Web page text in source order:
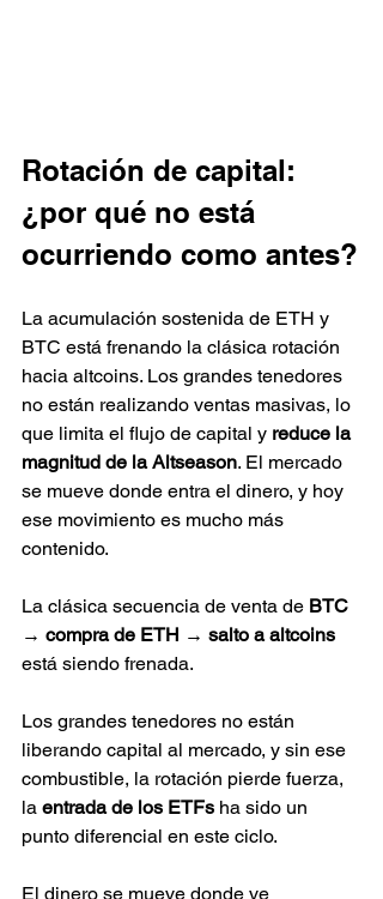
Rotación de capital:
¿por qué no está
ocurriendo como antes?
La acumulación sostenida de ETH y
BTC está frenando la clásica rotación
hacia altcoins. Los grandes tenedores
no están realizando ventas masivas, lo
que limita el flujo de capital y reduce la
magnitud de la Altseason. El mercado
se mueve donde entra el dinero, y hoy
ese movimiento es mucho más
contenido.
La clásica secuencia de venta de BTC
→ compra de ETH → salto a altcoins
está siendo frenada.
Los grandes tenedores no están
liberando capital al mercado, y sin ese
combustible, la rotación pierde fuerza,
la entrada de los ETFs ha sido un
punto diferencial en este ciclo.
El dinero se mueve donde ve